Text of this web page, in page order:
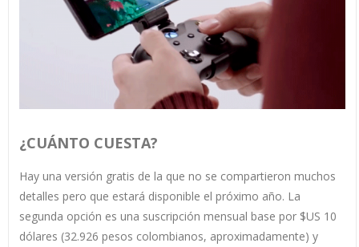
¿CUÁNTO CUESTA?
Hay una versión gratis de la que no se compartieron muchos
detalles pero que estará disponible el próximo año. La
segunda opción es una suscripción mensual base por $US 10
dólares (32.926 pesos colombianos, aproximadamente) y